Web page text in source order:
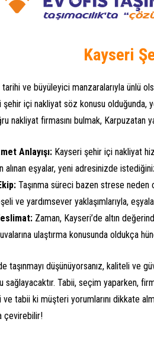
Kayseri
ve büyüleyici manzaralarıyla ünlü
şehir içi nakliyat söz konusu
nakliyat firmasını bulmak,
Anlayışı: Kayseri şehir içi nakliyat
alınan eşyalar, yeni adresinizde
Taşınma süreci bazen strese neden
ve yardımsever yaklaşımlarıyla,
Zaman, Kayseri’de altın
ulaştırma konusunda oldukça
taşınmayı düşünüyorsanız, kaliteli ve
sağlayacaktır. Tabii, seçim yaparken,
tabii ki müşteri yorumlarını dikkate
çevirebilir!